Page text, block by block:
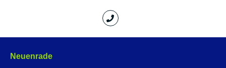
Neuenrade